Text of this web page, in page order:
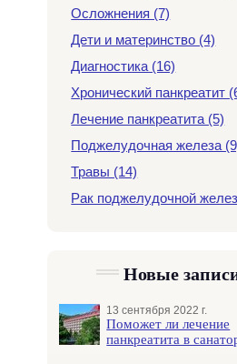
Осложнения (7)
Дети и материнство (4)
Диагностика (16)
Хронический панкреатит
Лечение панкреатита (5)
Поджелудочная железа
Травы (14)
Рак поджелудочной
Новые
13 сентября 2022 г.
Поможет ли лечение
панкреатита в